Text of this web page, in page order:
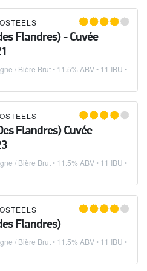
Flandres) - Cuvée
/ Bière Brut• 11.5% ABV • 11 IBU •
Flandres) Cuvée
/ Bière Brut• 11.5% ABV • 11 IBU •
Flandres)
/ Bière Brut• 11.5% ABV • 11 IBU •